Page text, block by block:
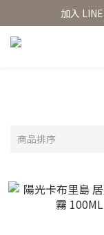
香氛水氧
加入
香氛水氧
商品排序